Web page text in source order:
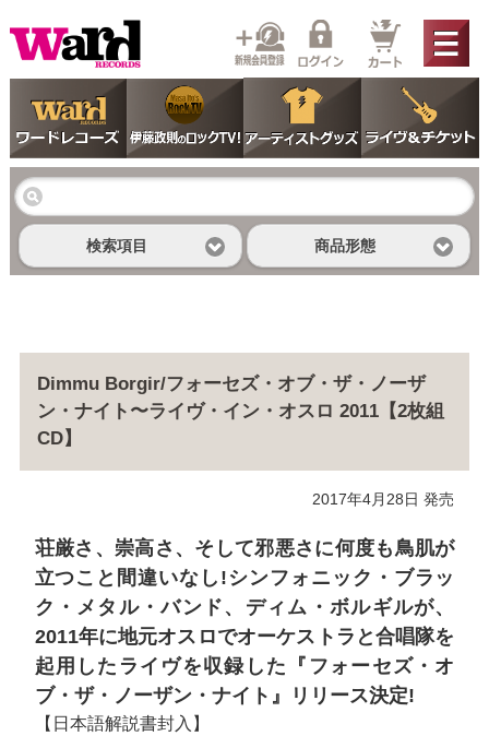
検索項目 商品形態
Dimmu Borgir/フォーセズ・オブ・ザ・ノーザ
ン・ナイト〜ライヴ・イン・オスロ 2011【2枚組
CD】
2017年4月28日 発売
荘厳さ、崇高さ、そして邪悪さに何度も鳥肌が
立つこと間違いなし!シンフォニック・ブラッ
ク・メタル・バンド、ディム・ボルギルが、
2011年に地元オスロでオーケストラと合唱隊を
起用したライヴを収録した『フォーセズ・オ
ブ・ザ・ノーザン・ナイト』リリース決定!
【日本語解説書封入】